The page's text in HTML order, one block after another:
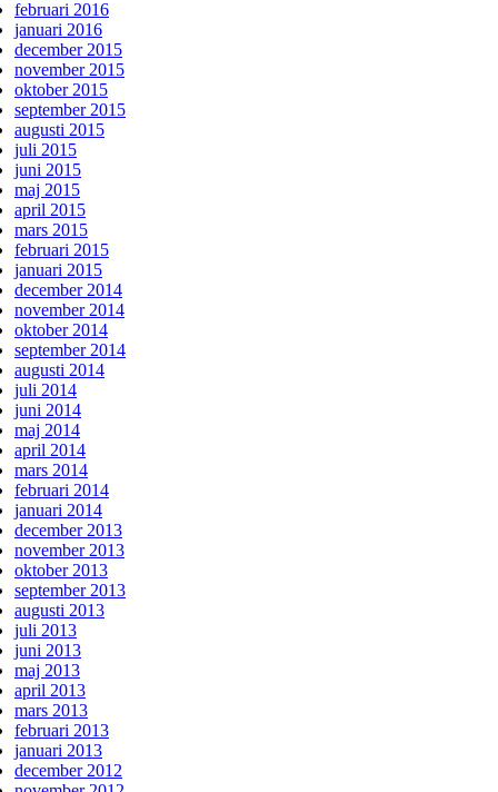
februari 2016
januari 2016
december 2015
november 2015
oktober 2015
september 2015
augusti 2015
juli 2015
juni 2015
maj 2015
april 2015
mars 2015
februari 2015
januari 2015
december 2014
november 2014
oktober 2014
september 2014
augusti 2014
juli 2014
juni 2014
maj 2014
april 2014
mars 2014
februari 2014
januari 2014
december 2013
november 2013
oktober 2013
september 2013
augusti 2013
juli 2013
juni 2013
maj 2013
april 2013
mars 2013
februari 2013
januari 2013
december 2012